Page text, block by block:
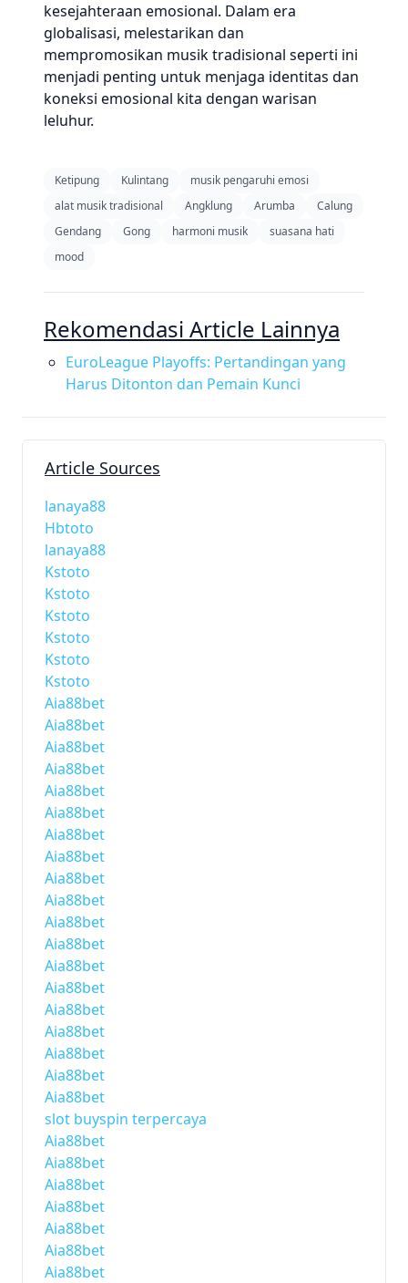
kesejahteraan emosional. Dalam era
globalisasi, melestarikan dan
mempromosikan musik tradisional seperti ini
menjadi penting untuk menjaga identitas dan
koneksi emosional kita dengan warisan
leluhur.
Ketipung Kulintang
musik pengaruhi emosi
alat musik tradisional
Angklung Arumba
Calung
Gendang
Gong harmoni musik
suasana hati
mood
Rekomendasi Article Lainnya
EuroLeague Playoffs: Pertandingan yang
Harus Ditonton dan Pemain Kunci
Article Sources
lanaya88
Hbtoto
lanaya88
Kstoto
Kstoto
Kstoto
Kstoto
Kstoto
Kstoto
Aia88bet
Aia88bet
Aia88bet
Aia88bet
Aia88bet
Aia88bet
Aia88bet
Aia88bet
Aia88bet
Aia88bet
Aia88bet
Aia88bet
Aia88bet
Aia88bet
Aia88bet
Aia88bet
Aia88bet
Aia88bet
Aia88bet
slot buyspin terpercaya
Aia88bet
Aia88bet
Aia88bet
Aia88bet
Aia88bet
Aia88bet
Aia88bet